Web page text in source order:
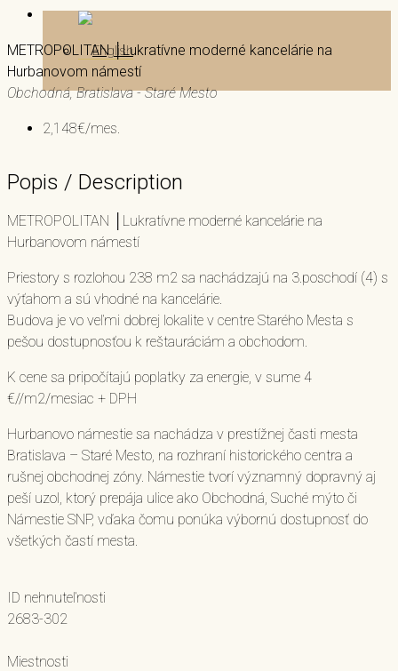
METROPOLITAN │Lukratívne moderné kancelárie na
Hurbanovom námestí
Obchodná, Bratislava - Staré Mesto
2,148€/mes.
Popis / Description
METROPOLITAN │Lukratívne moderné kancelárie na
Hurbanovom námestí
Priestory s rozlohou 238 m2 sa nachádzajú na 3.poschodí (4) s
výťahom a sú vhodné na kancelárie.
Budova je vo veľmi dobrej lokalite v centre Starého Mesta s
pešou dostupnosťou k reštauráciám a obchodom.
K cene sa pripočítajú poplatky za energie, v sume 4
€//m2/mesiac + DPH
Hurbanovo námestie sa nachádza v prestížnej časti mesta
Bratislava – Staré Mesto, na rozhraní historického centra a
rušnej obchodnej zóny. Námestie tvorí významný dopravný aj
peší uzol, ktorý prepája ulice ako Obchodná, Suché mýto či
Námestie SNP, vďaka čomu ponúka výbornú dostupnosť do
všetkých častí mesta.
ID nehnuteľnosti
2683-302
Miestnosti